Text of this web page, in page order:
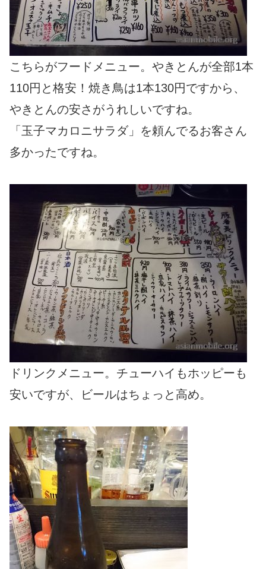
こちらがフードメニュー。やきとんが全部1本
110円と格安！焼き鳥は1本130円ですから、
やきとんの安さがうれしいですね。
「玉子マカロニサラダ」を頼んでるお客さん
多かったですね。
ドリンクメニュー。チューハイもホッピーも
安いですが、ビールはちょっと高め。